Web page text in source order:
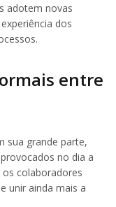
adotem novas
dos
entre
sua grande parte,
no dia a
os colaboradores
unir ainda mais a